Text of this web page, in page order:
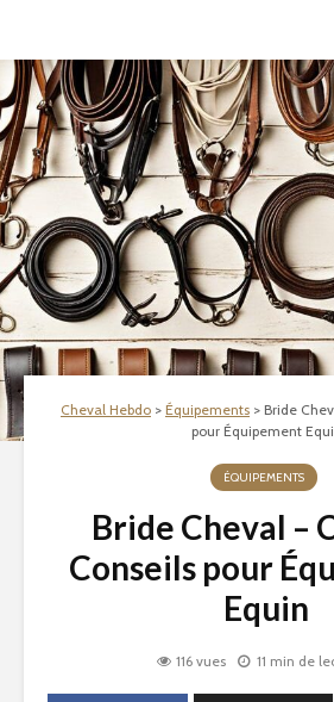
Cheval Hebdo > Équipements > Bride
pour Équipement
ÉQUIPEMENTS
Bride Cheval –
Conseils pour
Equin
116 vues 11 min de